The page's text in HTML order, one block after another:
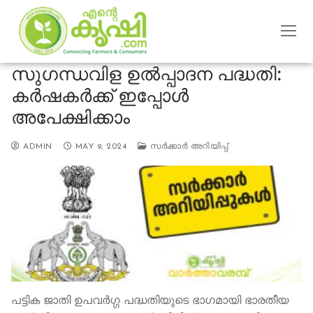
content
സുഗന്ധവിള ഉല്‍പ്പാദന പദ്ധതി:
കർഷകർക്ക് ഇപ്പോൾ
അപേക്ഷിക്കാം
ADMIN MAY 9, 2024 സര്‍ക്കാര്‍ അറിയിപ്പ്
പട്ടിക ജാതി ഉപവര്‍ഗ്ഗ പദ്ധതിയുടെ ഭാഗമായി ഭാരതീയ